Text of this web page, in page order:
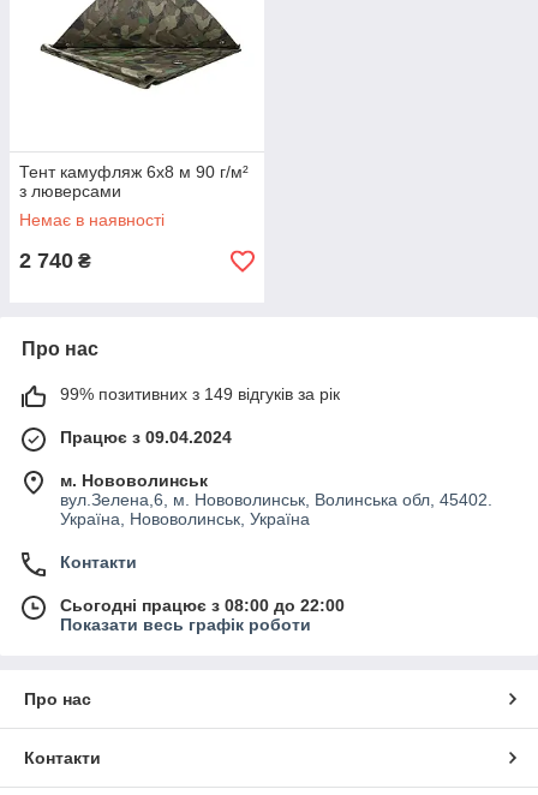
Тент камуфляж 6х8 м 90 г/м²
з люверсами
Немає в наявності
2 740 ₴
Про нас
99% позитивних з 149 відгуків за рік
Працює з 09.04.2024
м. Нововолинськ
вул.Зелена,6, м. Нововолинськ, Волинська обл, 45402.
Україна, Нововолинськ, Україна
Контакти
Сьогодні працює з 08:00 до 22:00
Показати весь графік роботи
Про нас
Контакти